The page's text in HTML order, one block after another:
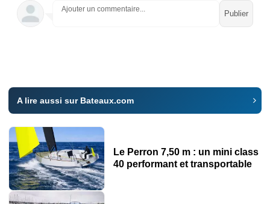
Ajouter un commentaire...
A lire aussi sur Bateaux.com
Le Perron 7,50 m : un mini class
40 performant et transportable